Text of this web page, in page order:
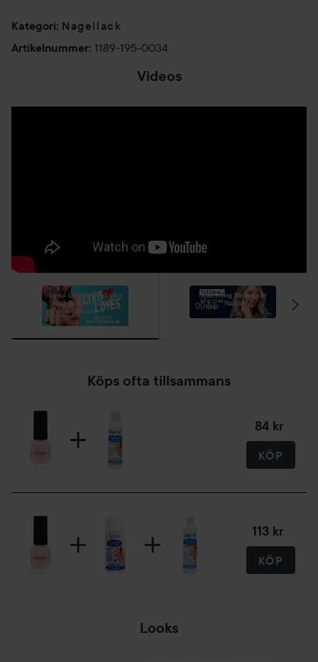
Kategori: Nagellack
Artikelnummer: 1189-195-0034
Videos
Lyko Loves - ByLyko
Nail Polish Powder
Blush
00:21
Sparkling New Year
Nails
00:51
Köps ofta tillsammans
84 kr
KÖP
113 kr
KÖP
Looks